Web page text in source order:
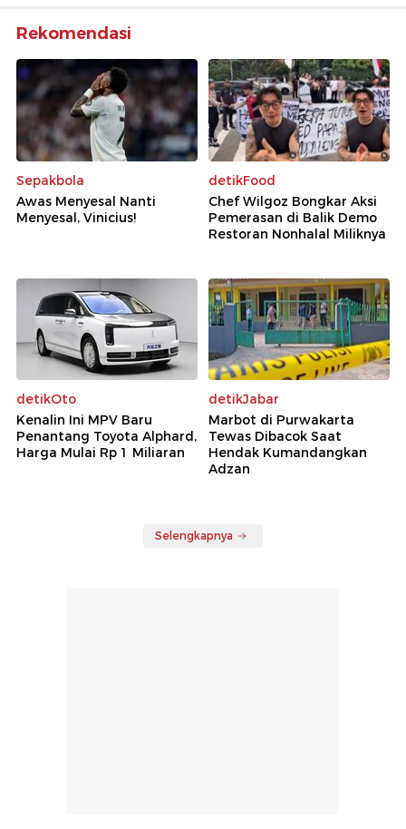
Rekomendasi
Sepakbola
Awas Menyesal Nanti
Menyesal, Vinicius!
detikFood
Chef Wilgoz Bongkar Aksi
Pemerasan di Balik Demo
Restoran Nonhalal Miliknya
detikOto
Kenalin Ini MPV Baru
Penantang Toyota Alphard,
Harga Mulai Rp 1 Miliaran
detikJabar
Marbot di Purwakarta
Tewas Dibacok Saat
Hendak Kumandangkan
Adzan
Selengkapnya